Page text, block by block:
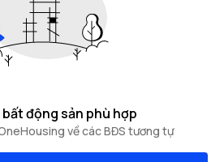
động sản phù hợp
về các BĐS tương tự